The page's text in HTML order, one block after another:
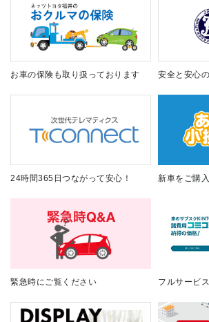
お車の保険も取り扱っております 安全と安心
24時間365日つながって安心！ 新車をご購
緊急時にご覧ください フルサービ